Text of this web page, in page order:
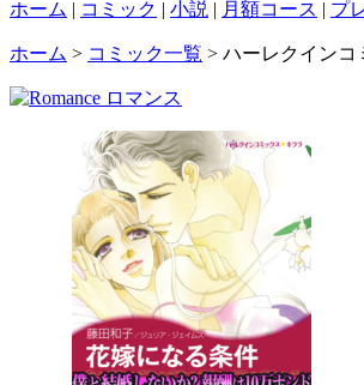
ホーム | コミック | 小説 | 月額コース | プ
ホーム > コミック一覧 > ハーレクイン